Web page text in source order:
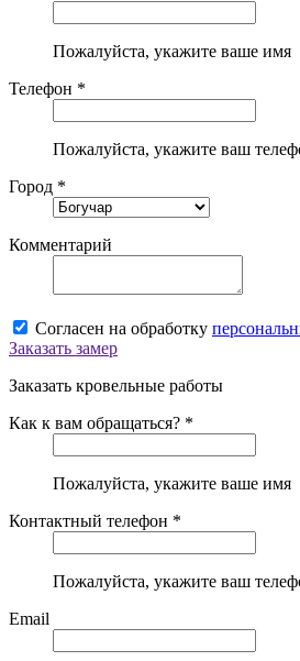
Пожалуйста, укажите ваше имя
Телефон *
Пожалуйста, укажите ваш
Город *
Комментарий
Согласен на обработку
Заказать замер
Заказать кровельные работы
Как к вам обращаться? *
Пожалуйста, укажите ваше имя
Контактный телефон *
Пожалуйста, укажите ваш
Email